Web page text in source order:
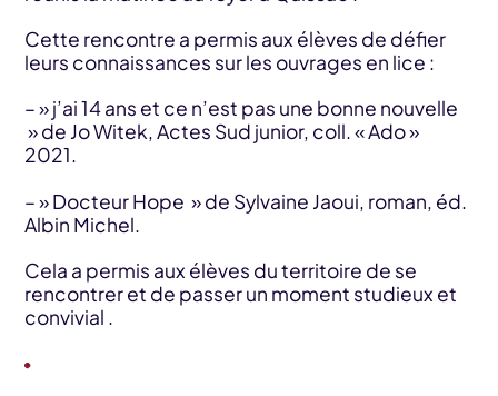
Cette rencontre a permis aux élèves de défier
leurs connaissances sur les ouvrages en lice :
– » j’ai 14 ans et ce n’est pas une bonne nouvelle
» de Jo Witek, Actes Sud junior, coll. « Ado »
2021.
– » Docteur Hope » de Sylvaine Jaoui, roman, éd.
Albin Michel.
Cela a permis aux élèves du territoire de se
rencontrer et de passer un moment studieux et
convivial .